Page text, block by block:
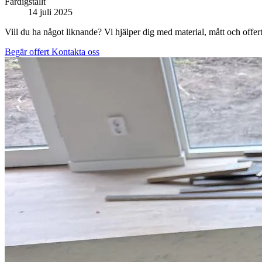
14 juli 2025
Vill du ha något liknande? Vi hjälper dig med material, mått och
Begär offert Kontakta oss